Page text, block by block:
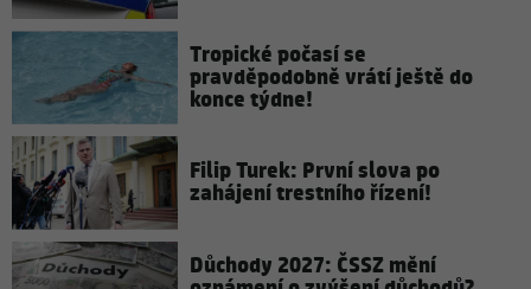
Tropické počasí se
pravděpodobně vrátí ještě do
konce týdne!
Filip Turek: První slova po
zahájení trestního řízení!
Důchody 2027: ČSSZ mění